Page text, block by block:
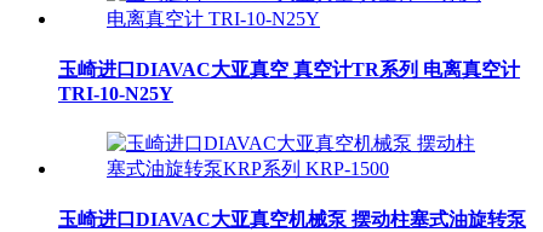
玉崎进口DIAVAC大亚真空 真空计TR系列 电离真空计
TRI-10-N25Y
玉崎进口DIAVAC大亚真空机械泵 摆动柱塞式油旋转泵